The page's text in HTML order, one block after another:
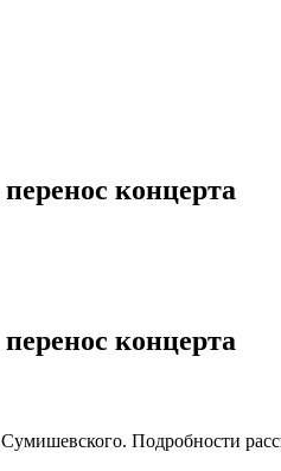
концерта
концерта
Подробности